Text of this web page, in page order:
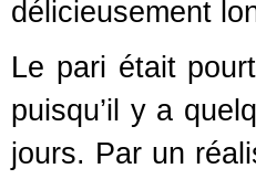
délicieusement
Le pari était
puisqu’il y a
jours. Par un